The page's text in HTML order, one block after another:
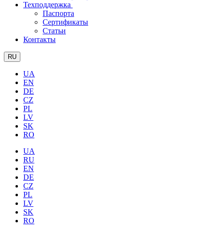
Техподдержка
Паспорта
Сертификаты
Статьи
Контакты
RU
UA
EN
DE
CZ
PL
LV
SK
RO
UA
RU
EN
DE
CZ
PL
LV
SK
RO